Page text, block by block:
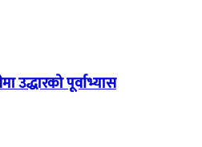
उद्धारको पूर्वाभ्यास